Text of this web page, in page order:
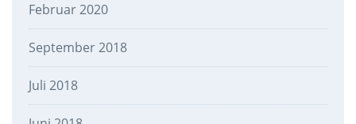
Februar 2020
September 2018
Juli 2018